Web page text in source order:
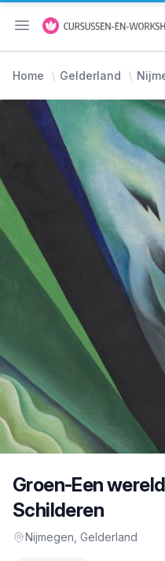
Menu openen
Home Gelderland
Groen-Een
Schilderen
Nijmegen , Gelderland